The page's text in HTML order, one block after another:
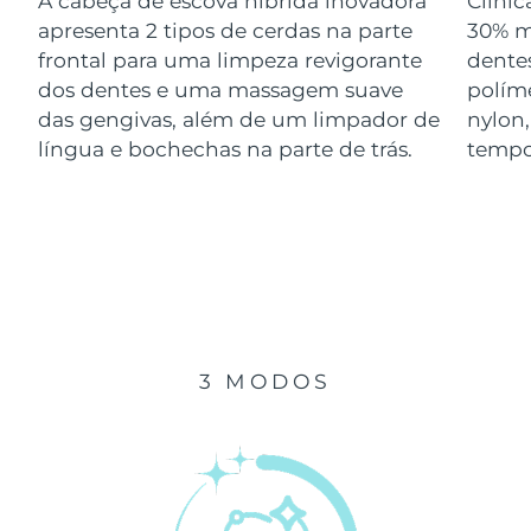
apresenta 2 tipos de cerdas na parte
frontal para uma limpeza revigorante
dos dentes e uma massagem suave
das gengivas, além de um limpador de
língua e bochechas na parte de trás.
30%
3 MODOS
Luxemburgo Entrega prevista09/08/2026
Macau, RAE da
China
Entrega prevista 11/08/2026
Malásia Entrega prevista12/08/2026
Entrega prevista
Entrega prevista